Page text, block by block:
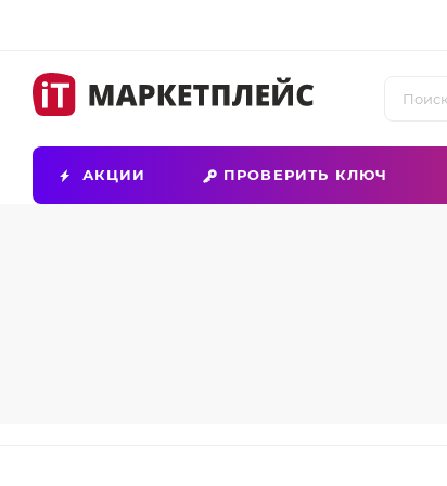
АКЦИИ ПРОВЕРИТЬ КЛЮЧ